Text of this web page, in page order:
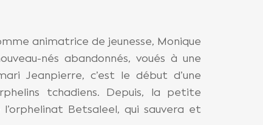
animatrice de jeunesse, Monique
nés abandonnés, voués à une
Jeanpierre, c’est le début d’une
tchadiens. Depuis, la petite
Betsaleel, qui sauvera et